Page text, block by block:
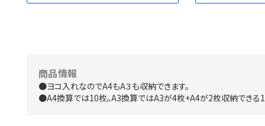
商品情報
●ヨコ入れなのでA4もA３も収納できます。
●A4換算では10枚。A3換算ではA3が4枚+A4が2枚収納できる10